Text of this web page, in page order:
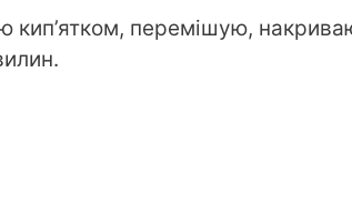
кип’ятком, перемішую,